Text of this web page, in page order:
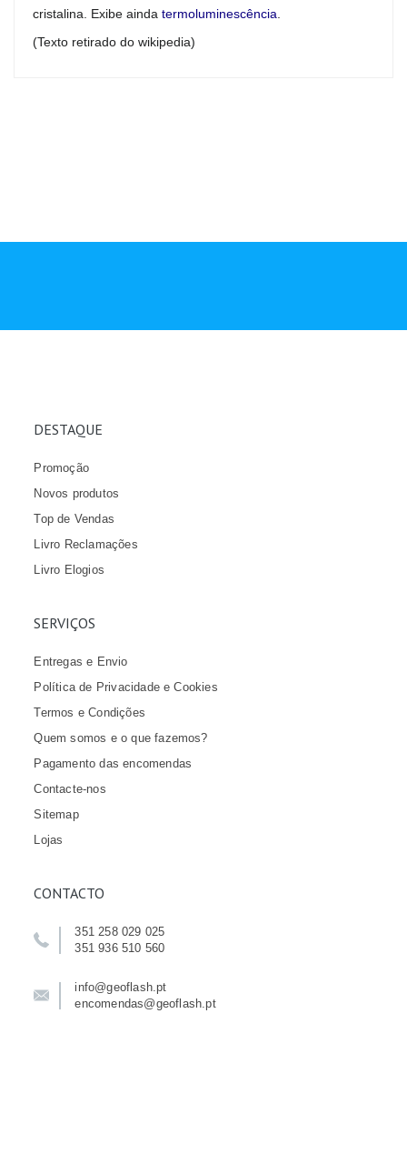
cristalina. Exibe ainda termoluminescência
(Texto retirado do wikipedia)
DESTAQUE
Promoção
Novos produtos
Top de Vendas
Livro Reclamações
Livro Elogios
SERVIÇOS
Entregas e Envio
Política de Privacidade e Cookies
Termos e Condições
Quem somos e o que fazemos?
Pagamento das encomendas
Contacte-nos
Sitemap
Lojas
CONTACTO
351 258 029 025
351 936 510 560
info@geoflash.pt
encomendas@geoflash.pt